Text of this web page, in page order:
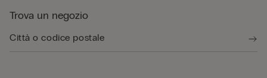
Trova un negozio